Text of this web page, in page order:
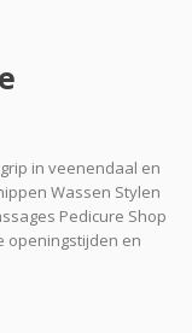
in veenendaal en
Wassen Stylen
Pedicure Shop
openingstijden en